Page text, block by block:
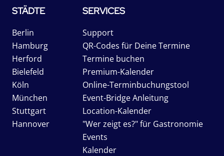
STÄDTE
Berlin
Hamburg
Herford
Bielefeld
Köln
München
Stuttgart
Hannover
SERVICES
Support
QR-Codes für Deine Termine
Termine buchen
Premium-Kalender
Online-Terminbuchungstool
Event-Bridge Anleitung
Location-Kalender
"Wer zeigt es?" für Gastronomie
Events
Kalender